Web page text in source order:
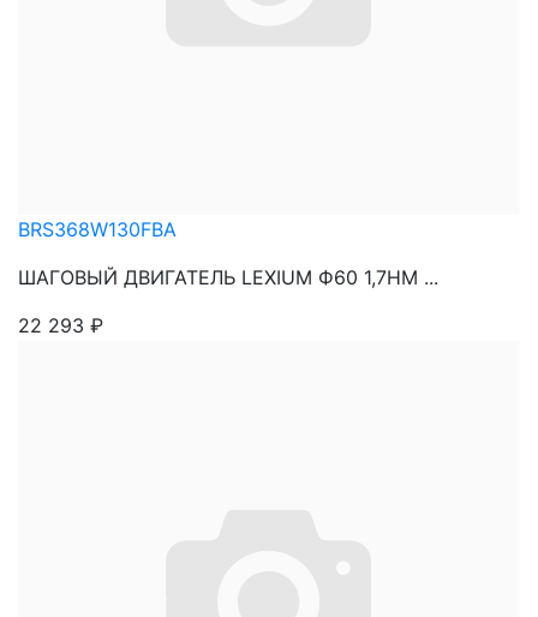
BRS368W130FBA
ШАГОВЫЙ ДВИГАТЕЛЬ LEXIUM Ф60 1,7НМ ...
22 293 ₽